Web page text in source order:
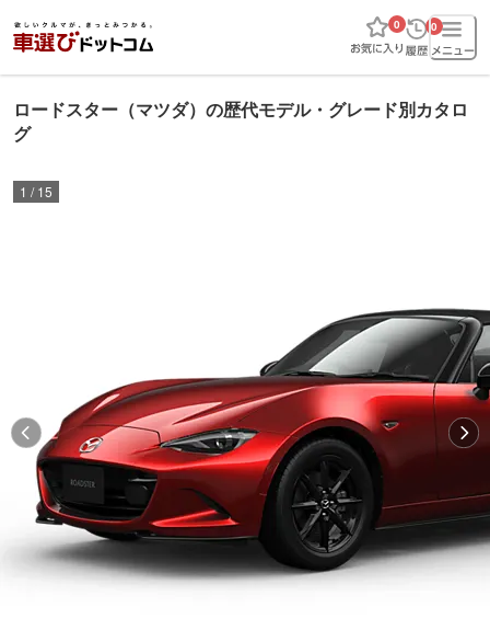
0 0
ロードスター（マツダ）の歴代モデル・グレード別カタロ
グ
1 /15